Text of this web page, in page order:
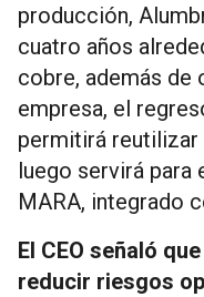
producción,
cuatro años
cobre, además de
empresa, el
permitirá
luego servirá
MARA, integrado
El CEO señaló
reducir riesgos